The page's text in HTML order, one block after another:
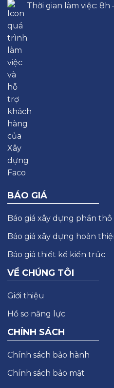
Thời gian làm việc: 8h
BÁO GIÁ
Báo giá xây dựng phần thô
Báo giá xây dựng hoàn
Báo giá thiết kế kiến trúc
VỀ CHÚNG TÔI
Giới thiệu
Hồ sơ năng lực
CHÍNH SÁCH
Chính sách bảo hành
Chính sách bảo mật